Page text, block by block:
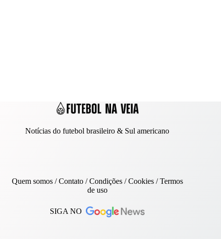
Notícias do futebol brasileiro & Sul americano
Quem somos/Contato/ Condições /Cookies/Termos
de uso
SIGA NO